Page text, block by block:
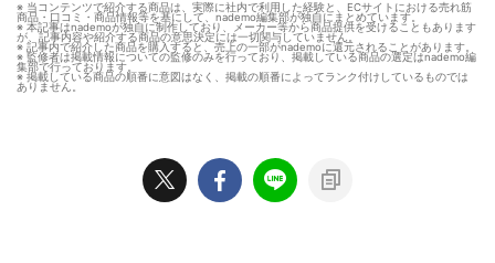
※ 当コンテンツで紹介する商品は、実際に社内で利用した経験と、ECサイトにおける売れ筋
商品・口コミ・商品情報等を基にして、nademo編集部が独自にまとめています。
※ 本記事はnademoが独自に制作しており、メーカー等から商品提供を受けることもあります
が、記事内容や紹介する商品の意思決定には一切関与していません。
※ 記事内で紹介した商品を購入すると、売上の一部がnademoに還元されることがあります。
※ 監修者は掲載情報についての監修のみを行っており、掲載している商品の選定はnademo編
集部で行っております。
※ 掲載している商品の順番に意図はなく、掲載の順番によってランク付けしているものでは
ありません。